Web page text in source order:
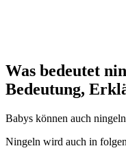
Was bedeutet
Bedeutung,
Babys können auch
Ningeln wird auch in